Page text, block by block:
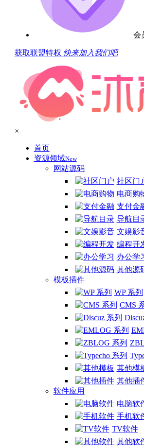
会
获取联盟特权 快来加入我们吧
×
首页
资源领域New
网站源码
社区门
电商购
支付金
导航目
文娱影
编程开
办公学
其他源
模板插件
WP 系列
CMS
其他模
其他插
软件应用
电脑软
手机软
TV软件
其他软